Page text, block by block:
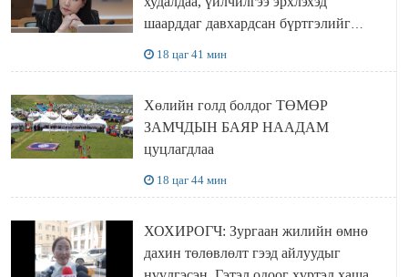
шаарддаг давхардсан бүртгэлийг
18 цаг 41 мин
Хөлийн голд болдог ТӨМӨР
ЗАМЧДЫН БАЯР НААДАМ
цуцлагдлаа
18 цаг 44 мин
ХОХИРОГЧ: Зургаан жилийн өмнө
дахин төлөвлөлт гээд айлуудыг